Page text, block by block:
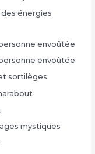
énergies
envoûtée
envoûtée
sortilèges
mystiques